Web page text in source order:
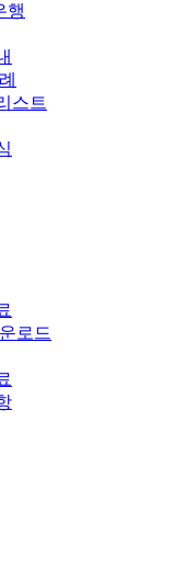
행
스트
로드